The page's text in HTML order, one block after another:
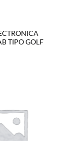
TIPO GOLF